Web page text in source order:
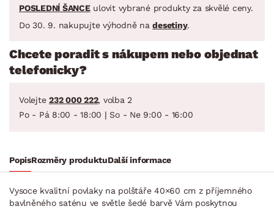
POSLEDNÍ ŠANCEulovit vybrané produkty za skvělé ceny.
Do 30. 9. nakupujte výhodně nadesetiny.
Chcete poradit s nákupem nebo objednat
telefonicky?
Volejte 232 000 222, volba 2
Po - Pá 8:00 - 18:00 | So - Ne 9:00 - 16:00
PopisRozměry produktuDalší informace
Vysoce kvalitní povlaky na polštáře 40×60 cm z příjemného
bavlněného saténu ve světle šedé barvě Vám poskytnou